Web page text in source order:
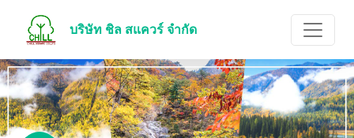
บริษัท ชิล สแควร์ จำกัด